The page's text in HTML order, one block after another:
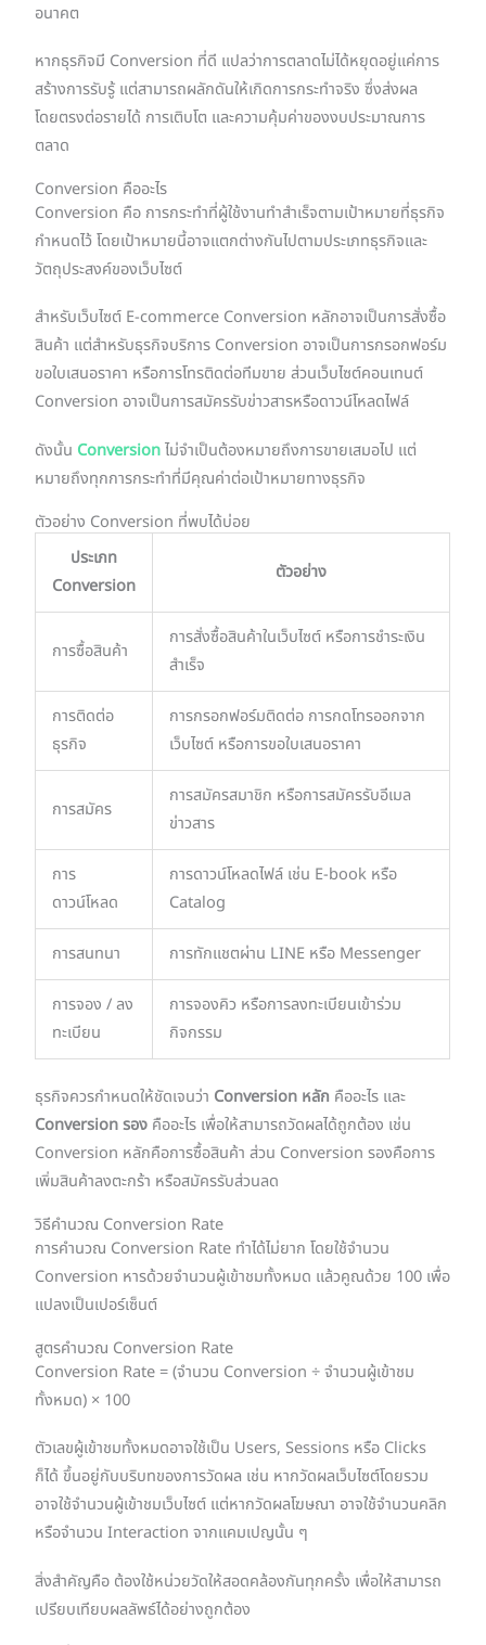
อนาคต
หากธุรกิจมี Conversion ที่ดี แปลว่าการตลาดไม่ได้หยุดอยู่แค่การ
สร้างการรับรู้ แต่สามารถผลักดันให้เกิดการกระทำจริง ซึ่งส่งผล
โดยตรงต่อรายได้ การเติบโต และความคุ้มค่าของงบประมาณการ
ตลาด
Conversion คืออะไร
Conversion คือ การกระทำที่ผู้ใช้งานทำสำเร็จตามเป้าหมายที่ธุรกิจ
กำหนดไว้ โดยเป้าหมายนี้อาจแตกต่างกันไปตามประเภทธุรกิจและ
วัตถุประสงค์ของเว็บไซต์
สำหรับเว็บไซต์ E-commerce Conversion หลักอาจเป็นการสั่งซื้อ
สินค้า แต่สำหรับธุรกิจบริการ Conversion อาจเป็นการกรอกฟอร์ม
ขอใบเสนอราคา หรือการโทรติดต่อทีมขาย ส่วนเว็บไซต์คอนเทนต์
Conversion อาจเป็นการสมัครรับข่าวสารหรือดาวน์โหลดไฟล์
ดังนั้น Conversionไม่จำเป็นต้องหมายถึงการขายเสมอไป แต่
หมายถึงทุกการกระทำที่มีคุณค่าต่อเป้าหมายทางธุรกิจ
ตัวอย่าง Conversion ที่พบได้บ่อย
ประเภท
Conversion
ตัวอย่าง
การซื้อสินค้า
การสั่งซื้อสินค้าในเว็บไซต์ หรือการชำระเงิน
สำเร็จ
การติดต่อ
ธุรกิจ
การกรอกฟอร์มติดต่อ การกดโทรออกจาก
เว็บไซต์ หรือการขอใบเสนอราคา
การสมัคร
การสมัครสมาชิก หรือการสมัครรับอีเมล
ข่าวสาร
การ
ดาวน์โหลด
การดาวน์โหลดไฟล์ เช่น E-book หรือ
Catalog
การสนทนา การทักแชตผ่าน LINE หรือ Messenger
การจอง / ลง
ทะเบียน
การจองคิว หรือการลงทะเบียนเข้าร่วม
กิจกรรม
ธุรกิจควรกำหนดให้ชัดเจนว่า Conversion หลัก คืออะไร และ
Conversion รอง คืออะไร เพื่อให้สามารถวัดผลได้ถูกต้อง เช่น
Conversion หลักคือการซื้อสินค้า ส่วน Conversion รองคือการ
เพิ่มสินค้าลงตะกร้า หรือสมัครรับส่วนลด
วิธีคำนวณ Conversion Rate
การคำนวณ Conversion Rate ทำได้ไม่ยาก โดยใช้จำนวน
Conversion หารด้วยจำนวนผู้เข้าชมทั้งหมด แล้วคูณด้วย 100 เพื่อ
แปลงเป็นเปอร์เซ็นต์
สูตรคำนวณ Conversion Rate
Conversion Rate = (จำนวน Conversion ÷ จำนวนผู้เข้าชม
ทั้งหมด) × 100
ตัวเลขผู้เข้าชมทั้งหมดอาจใช้เป็น Users, Sessions หรือ Clicks
ก็ได้ ขึ้นอยู่กับบริบทของการวัดผล เช่น หากวัดผลเว็บไซต์โดยรวม
อาจใช้จำนวนผู้เข้าชมเว็บไซต์ แต่หากวัดผลโฆษณา อาจใช้จำนวนคลิก
หรือจำนวน Interaction จากแคมเปญนั้น ๆ
สิ่งสำคัญคือ ต้องใช้หน่วยวัดให้สอดคล้องกันทุกครั้ง เพื่อให้สามารถ
เปรียบเทียบผลลัพธ์ได้อย่างถูกต้อง